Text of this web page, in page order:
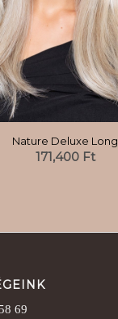
Nature Deluxe Long
171,400 Ft
69